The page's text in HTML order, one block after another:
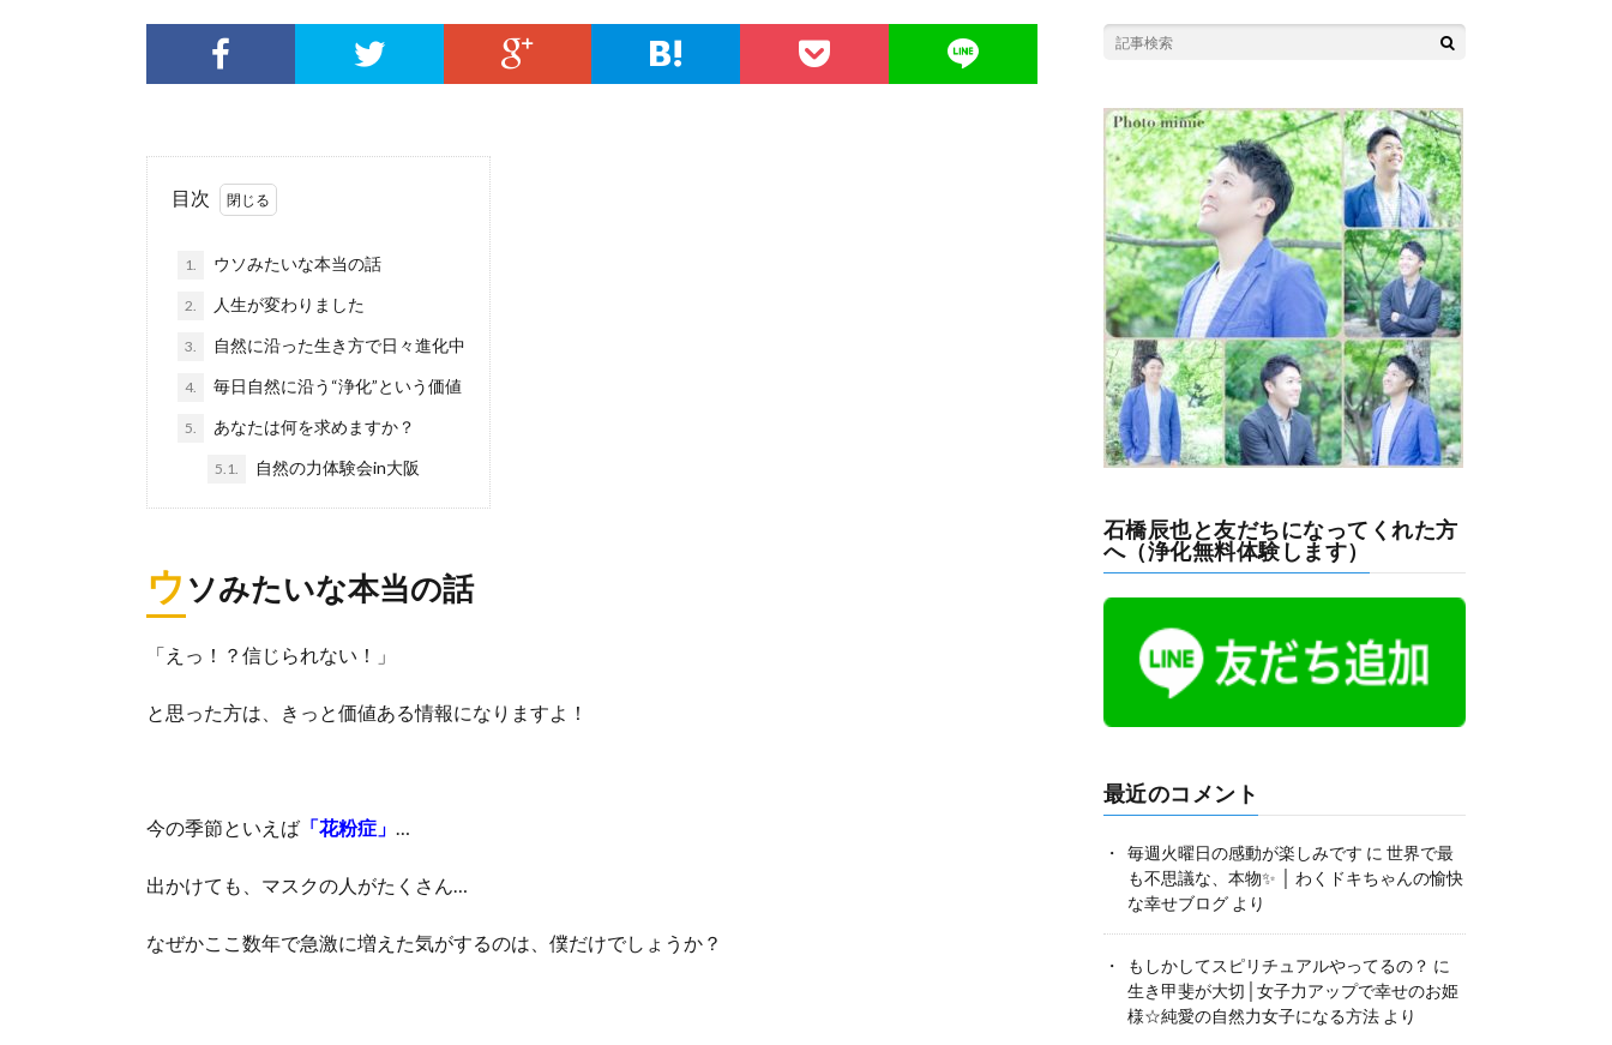
目次
1. ウソみたいな本当の話
2. 人生が変わりました
3. 自然に沿った生き方で日々進化中
4. 毎日自然に沿う“浄化”という価値
5. あなたは何を求めますか？
5.1. 自然の力体験会in大阪
ウ ソみたいな本当の話
「えっ！？信じられない！」
と思った方は、きっと価値ある情報になりますよ！
今の季節といえば 「花粉症」 …
出かけても、マスクの人がたくさん…
なぜかここ数年で急激に増えた気がするのは、僕だけでしょうか？
石橋辰也と友だちになってくれた方
へ（浄化無料体験します）
最近のコメント
毎週火曜日の感動が楽しみです に 世界で最
も不思議な、本物✨ │ わくドキちゃんの愉快
な幸せブログより
もしかしてスピリチュアルやってるの？ に
生き甲斐が大切│女子力アップで幸せのお姫
様☆純愛の自然力女子になる方法より